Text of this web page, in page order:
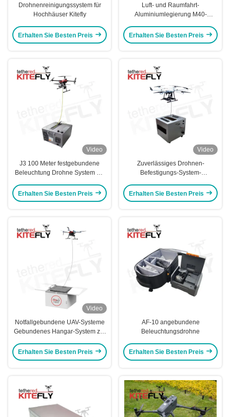
Drohnenreinigungssystem für
Hochhäuser Kitefly
Erhalten Sie Besten Preis
Luft- und Raumfahrt-
Aluminiumlegierung M40-
IP54 Kitefly
Erhalten Sie Besten Preis
Video
J3 100 Meter festgebundene
Beleuchtung Drohne System mit
Erhalten Sie Besten Preis
Video
Zuverlässiges Drohnen-
Befestigungs-System-
Notfallszenarien AF-80X-
150M30T Kitefly
Erhalten Sie Besten Preis
Video
Notfallgebundene UAV-Systeme
Gebundenes Hangar-System zur
SF-60X-50M Kitefly
Erhalten Sie Besten Preis
AF-10 angebundene
Beleuchtungsdrohne
Erhalten Sie Besten Preis